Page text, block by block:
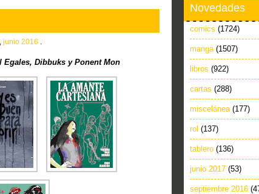
junio 2016
Egales, Dibbuks y Ponent Mon
Novedades
comics (1724)
manga (1507)
libros (922)
cartas (288)
miscelánea (177)
rol (137)
tablero (136)
junio 2017 (53)
septiembre 2016